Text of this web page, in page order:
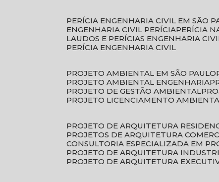
PERÍCIA ENGENHARIA CIVIL EM SÃO
ENGENHARIA CIVIL PERÍCIA
PERÍCIA
LAUDOS E PERÍCIAS ENGENHARIA
PERÍCIA ENGENHARIA CIVIL
PROJETO AMBIENTAL EM SÃO PAULO
PROJETO AMBIENTAL ENGENHARIA
PROJETO DE GESTÃO AMBIENTAL
PROJETO LICENCIAMENTO
PROJETO DE ARQUITETURA
PROJETOS DE ARQUITETURA
CONSULTORIA ESPECIALIZADA EM
PROJETO DE ARQUITETURA
PROJETO DE ARQUITETURA